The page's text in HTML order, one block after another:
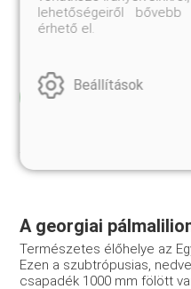
pálmaliliommal (Yucca
kilométeren át a
Elolvasom
A georgiai
Természetes élőhelye az
Ezen a szubtrópusias,
csapadék 1000 mm fölött
lehetőségeiről bővebb
érhető el.
Beállítások